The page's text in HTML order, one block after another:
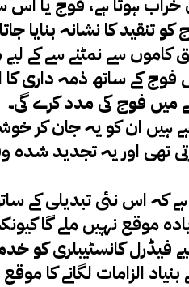
کو تنقید کا نشانہ
کاموں سے نمٹنے سے کے
فوج کے ساتھ ذمہ داری
میں فوج کی مدد کرے گی۔
ہیں ان کو یہ جان کر
تھی اور یہ تجدید
اس نئی تبدیلی کے
موقع نہیں ملے گا
فیڈرل کانسٹیبلری کو
الزامات لگانے کا